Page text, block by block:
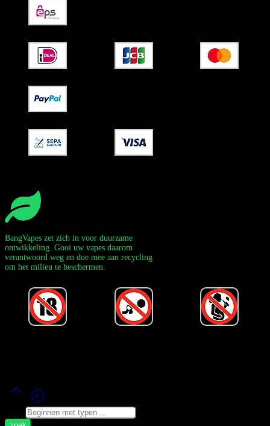
BangVapes zet zich in voor duurzame
ontwikkeling. Gooi uw vapes daarom
verantwoord weg en doe mee aan recycling
om het milieu te beschermen.